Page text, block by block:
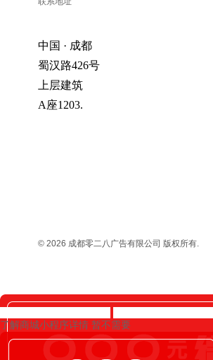
中国 · 成都
蜀汉路426号
上层建筑
A座1203.
© 2026 成都零二八广告有限公司 版权所有.
了解商城小程序详情 暂不需要